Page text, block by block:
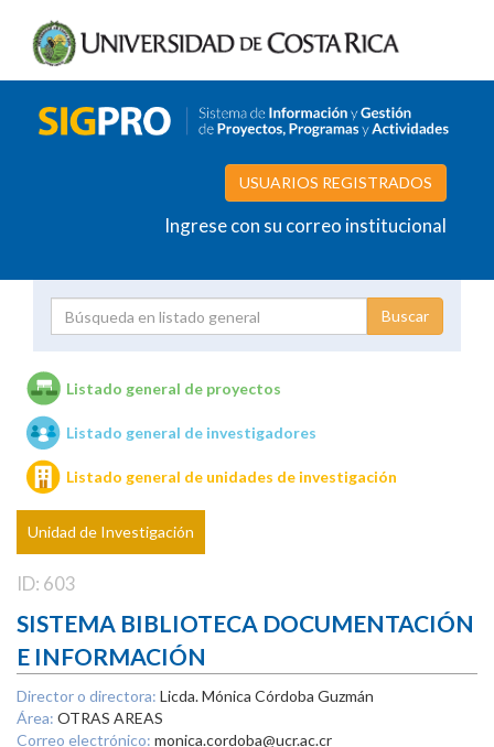
USUARIOS REGISTRADOS
Ingrese con su correo institucional
Unidades de investigación
Listado general de proyectos
Listado general de investigadores
Listado general de unidades de investigación
Unidad de Investigación
ID: 603
SISTEMA BIBLIOTECA DOCUMENTACIÓN
E INFORMACIÓN
Director o directora: Licda. Mónica Córdoba Guzmán
Área: OTRAS AREAS
Correo electrónico: monica.cordoba@ucr.ac.cr